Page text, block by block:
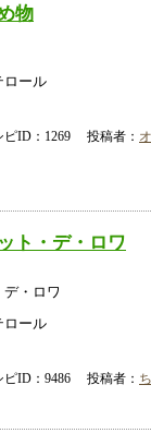
物
ロール
ID：1269 投稿者：
ト・デ・ロワ
デ・ロワ
ロール
ID：9486 投稿者：